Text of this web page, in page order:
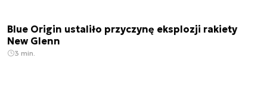
Blue Origin ustaliło przyczynę eksplozji rakiety
New Glenn
3 min.